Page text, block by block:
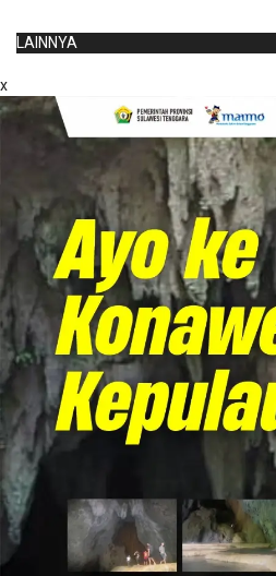
LAINNYA
x